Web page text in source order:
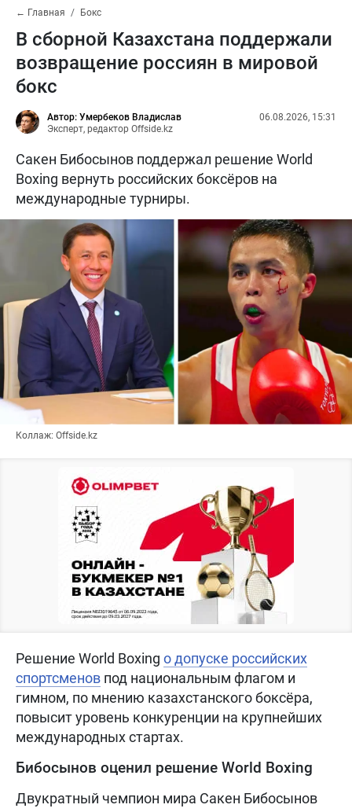
← Главная Бокс
В сборной Казахстана поддержали
возвращение россиян в мировой
бокс
Автор: Умербеков Владислав
Эксперт, редактор Offside.kz
06.08.2026, 15:31
Сакен Бибосынов поддержал решение World
Boxing вернуть российских боксёров на
международные турниры.
Коллаж: Offside.kz
Решение World Boxing о допуске российских
спортсменов под национальным флагом и
гимном, по мнению казахстанского боксёра,
повысит уровень конкуренции на крупнейших
международных стартах.
Бибосынов оценил решение World Boxing
Двукратный чемпион мира Сакен Бибосынов